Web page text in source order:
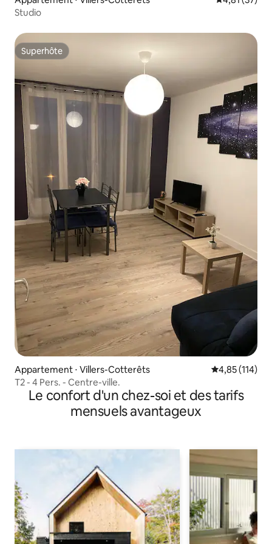
Studio
Superhôte
Superhôte
Appartement ⋅ Villers-Cotterêts Évaluation
4,85 (114)
T2 - 4 Pers. - Centre-ville.
Le confort d'un chez-soi et des tarifs
mensuels avantageux